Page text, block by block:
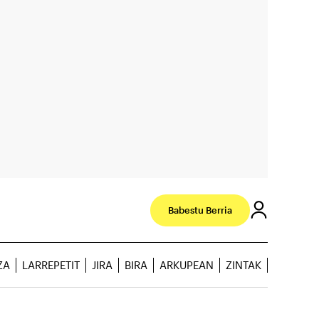
Babestu Berria
LARREPETIT JIRA BIRA ARKUPEAN ZINTAK